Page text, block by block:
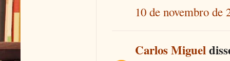
10 de novembro de
Carlos Miguel